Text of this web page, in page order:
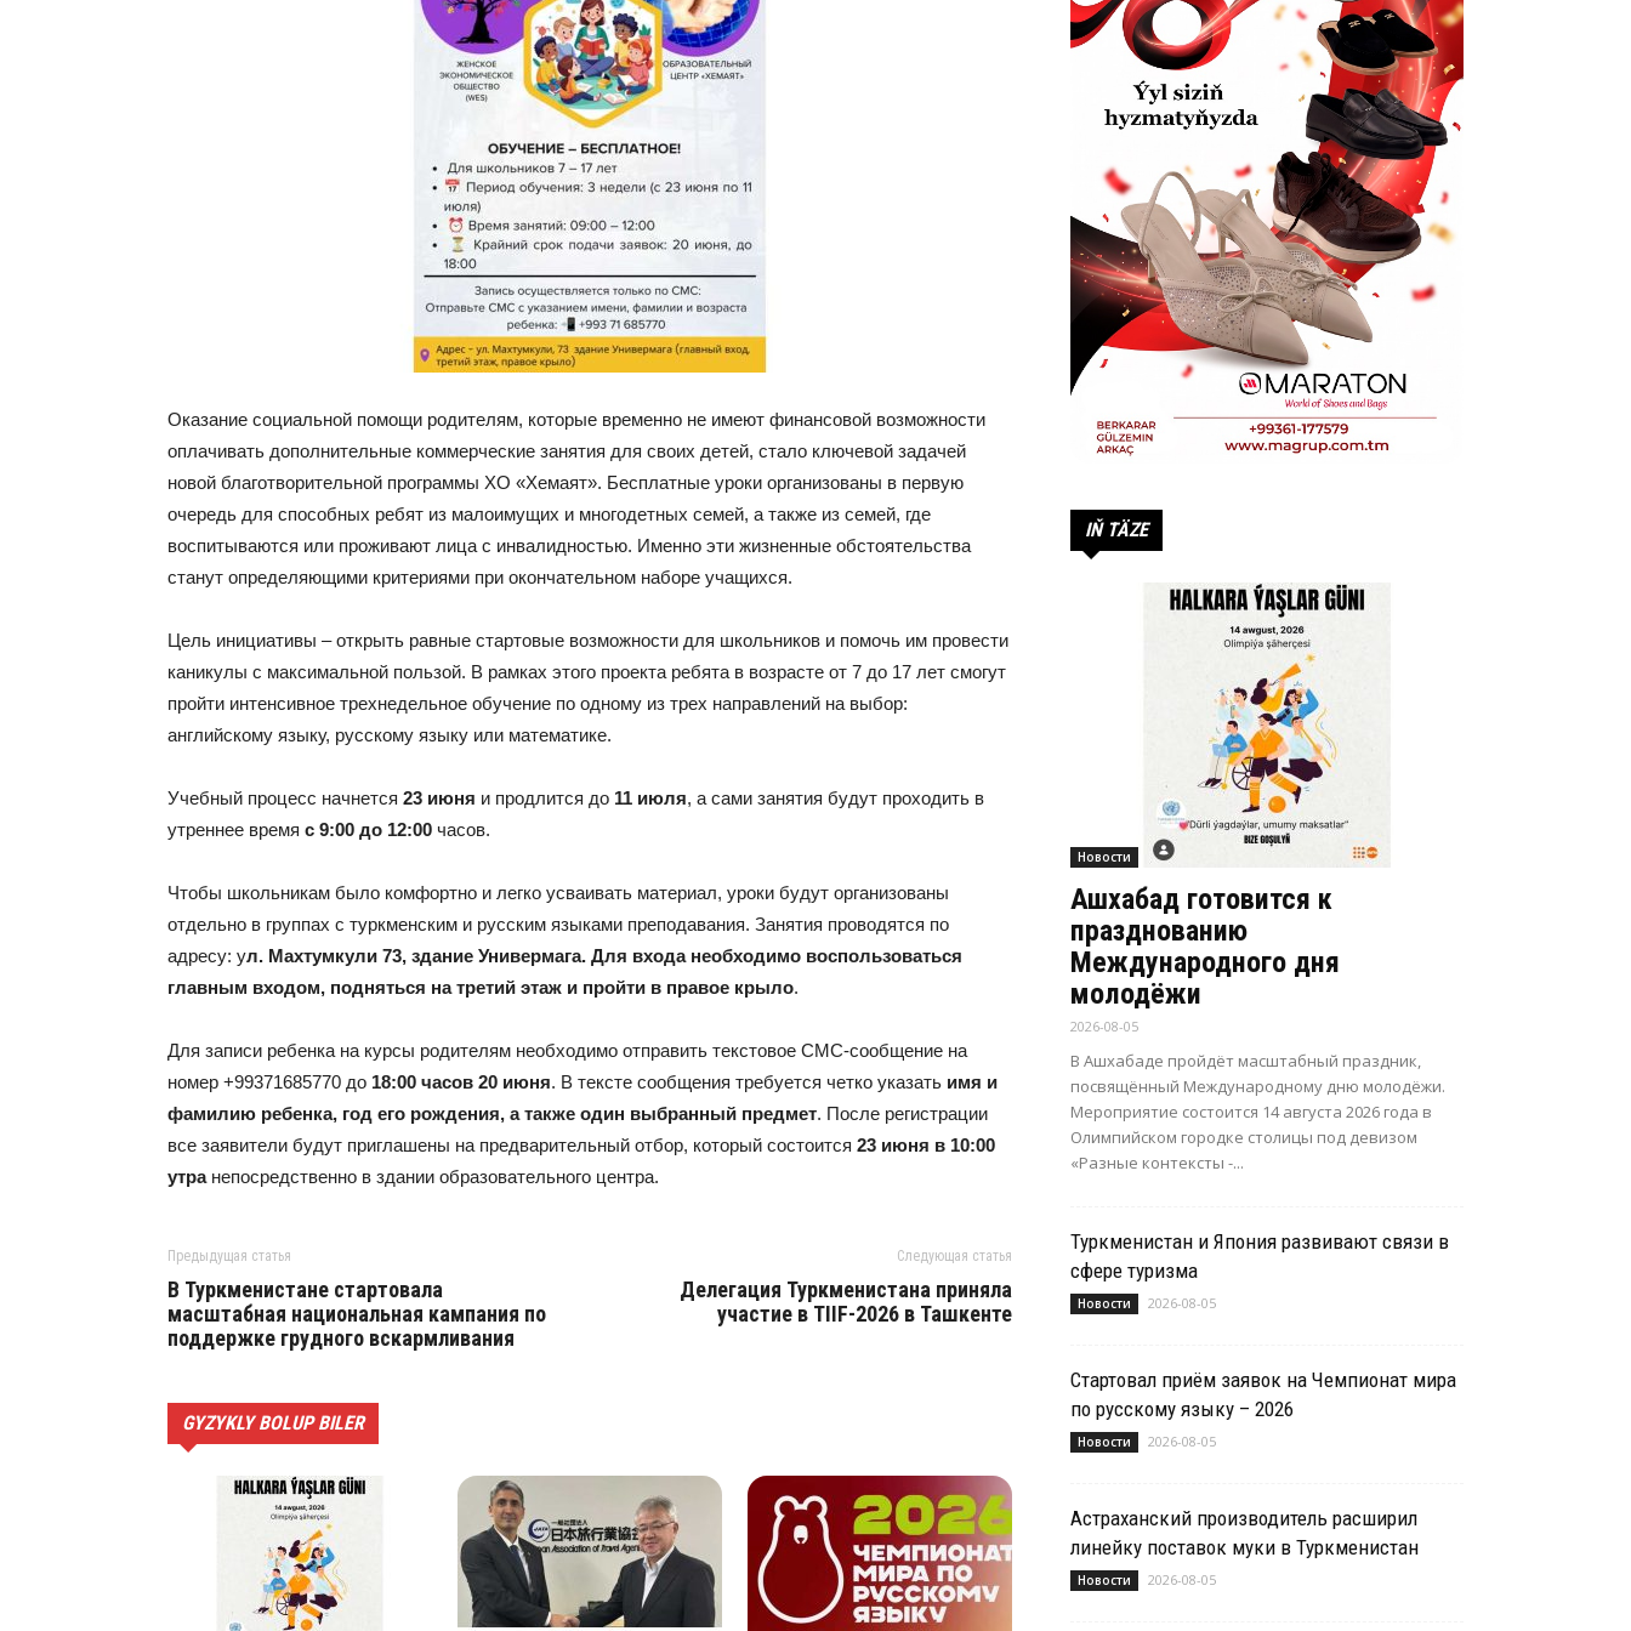
Оказание социальной помощи родителям, которые временно не имеют финансовой возможности
оплачивать дополнительные коммерческие занятия для своих детей, стало ключевой задачей
новой благотворительной программы ХО «Хемаят». Бесплатные уроки организованы в первую
очередь для способных ребят из малоимущих и многодетных семей, а также из семей, где
воспитываются или проживают лица с инвалидностью. Именно эти жизненные обстоятельства
станут определяющими критериями при окончательном наборе учащихся.
Цель инициативы – открыть равные стартовые возможности для школьников и помочь им провести
каникулы с максимальной пользой. В рамках этого проекта ребята в возрасте от 7 до 17 лет смогут
пройти интенсивное трехнедельное обучение по одному из трех направлений на выбор:
английскому языку, русскому языку или математике.
Учебный процесс начнется 23 июня и продлится до 11 июля, а сами занятия будут проходить в
утреннее время с 9:00 до 12:00 часов.
Чтобы школьникам было комфортно и легко усваивать материал, уроки будут организованы
отдельно в группах с туркменским и русским языками преподавания. Занятия проводятся по
адресу: ул. Махтумкули 73, здание Универмага. Для входа необходимо воспользоваться
главным входом, подняться на третий этаж и пройти в правое крыло.
Для записи ребенка на курсы родителям необходимо отправить текстовое СМС-сообщение на
номер +99371685770 до 18:00 часов 20 июня. В тексте сообщения требуется четко указать имя и
фамилию ребенка, год его рождения, а также один выбранный предмет. После регистрации
все заявители будут приглашены на предварительный отбор, который состоится 23 июня в 10:00
утранепосредственно в здании образовательного центра.
Предыдущая статья
В Туркменистане стартовала
масштабная национальная кампания по
поддержке грудного вскармливания
Следующая статья
Делегация Туркменистана приняла
участие в TIIF-2026 в Ташкенте
GYZYKLY BOLUP BILER
IŇ TÄZE
Новости
Ашхабад готовится к
празднованию
Международного дня
молодёжи
2026-08-05
В Ашхабаде пройдёт масштабный праздник,
посвящённый Международному дню молодёжи.
Мероприятие состоится 14 августа 2026 года в
Олимпийском городке столицы под девизом
«Разные контексты -...
Туркменистан и Япония развивают связи в
сфере туризма
Новости 2026-08-05
Стартовал приём заявок на Чемпионат мира
по русскому языку – 2026
Новости 2026-08-05
Астраханский производитель расширил
линейку поставок муки в Туркменистан
Новости 2026-08-05